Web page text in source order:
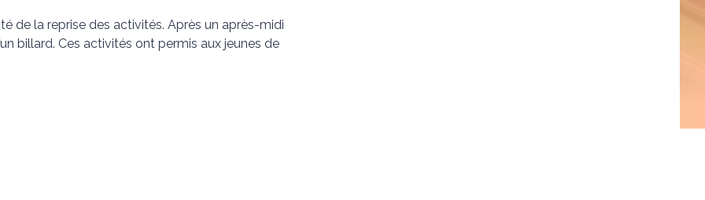
de la reprise des activités. Après un après-midi
billard. Ces activités ont permis aux jeunes de